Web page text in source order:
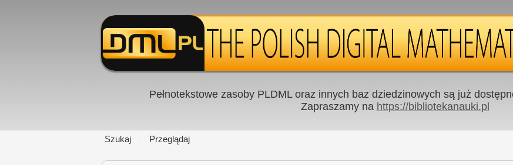
Pełnotekstowe zasoby PLDML oraz innych baz dziedzinowych są już
Zapraszamy na https://bibliotekanauki.pl
Szukaj Przeglądaj